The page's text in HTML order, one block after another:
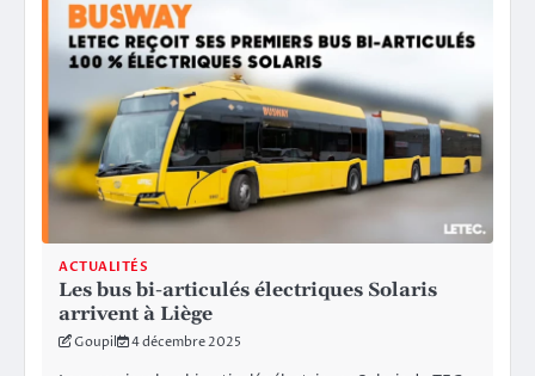
ACTUALITÉS
Les bus bi-articulés électriques Solaris
arrivent à Liège
Goupil 4 décembre 2025